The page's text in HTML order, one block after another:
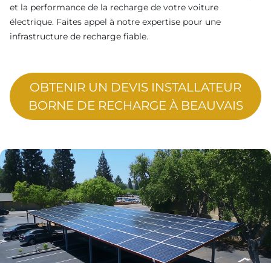
et la performance de la recharge de votre voiture
électrique. Faites appel à notre expertise pour une
infrastructure de recharge fiable.
OBTENIR UN DEVIS INSTALLATEUR
BORNE DE RECHARGE À BEAUVAIS